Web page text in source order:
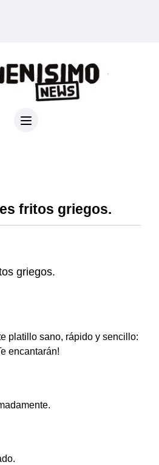
fritos griegos.
platillo sano, rápido y sencillo:
encantarán!